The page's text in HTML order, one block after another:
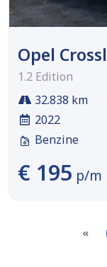
Opel
1.2 Edition
32.838 km
2022
Benzine
€ 195 p/m
«